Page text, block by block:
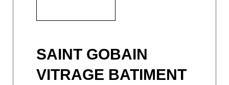
SAINT GOBAIN
VITRAGE BATIMENT